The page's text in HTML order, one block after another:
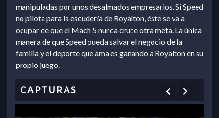
manipuladas por unos desalmados empresarios. Si Speed
no pilota para la escudería de Royalton, éste se va a
ocupar de que el Mach 5 nunca cruce otra meta. La única
manera de que Speed pueda salvar el negocio de la
familia y el deporte que ama es ganando a Royalton en su
propio juego.
Previous